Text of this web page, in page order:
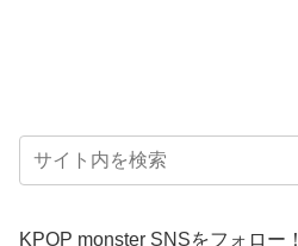
KPOP monster SNSをフォロー！